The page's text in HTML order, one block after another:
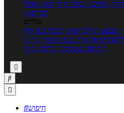
טיפים והמלצות חדשות אוכל
ובריאות
טורים
טבעונות לבריאות לבשל כמו שף
ללא דיאטה מזיזים את הגוף הרזיה
ורפואה משלימה גורמה ביתי



חיפוש